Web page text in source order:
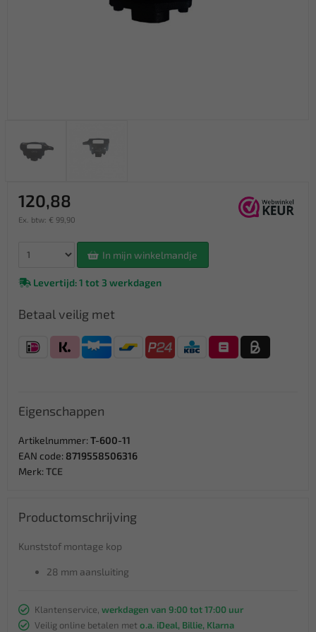
120,88
Ex. btw: € 99,90
In mijn winkelmandje
Levertijd: 1 tot 3 werkdagen
Betaal veilig met
Eigenschappen
Artikelnummer: T-600-11
EAN code: 8719558506316
Merk: TCE
Productomschrijving
Kunststof montage kop
28 mm aansluiting
Klantenservice, werkdagen van 9:00 tot 17:00 uur
Veilig online betalen met o.a. iDeal, Billie, Klarna